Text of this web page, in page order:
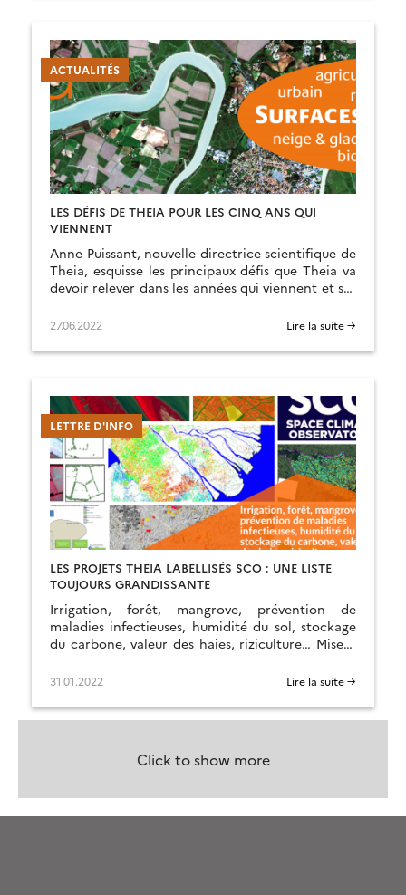
ACTUALITÉS
LES DÉFIS DE THEIA POUR LES CINQ ANS QUI
VIENNENT
Anne Puissant, nouvelle directrice scientifique de
Theia, esquisse les principaux défis que Theia va
devoir relever dans les années qui viennent et ses
27.06.2022 Lire la suite →
LETTRE D'INFO
LES PROJETS THEIA LABELLISÉS SCO : UNE LISTE
TOUJOURS GRANDISSANTE
Irrigation, forêt, mangrove, prévention de
maladies infectieuses, humidité du sol, stockage
du carbone, valeur des haies, riziculture… Mise à
les CES et les ART de Theia.
31.01.2022 Lire la suite →
Click to show more